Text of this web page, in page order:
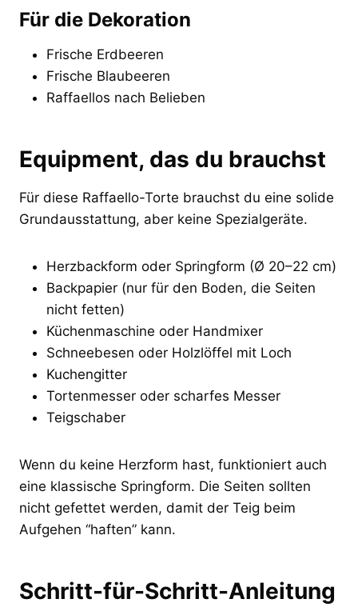
Für die Dekoration
Frische Erdbeeren
Frische Blaubeeren
Raffaellos nach Belieben
Equipment, das du brauchst
Für diese Raffaello-Torte brauchst du eine solide
Grundausstattung, aber keine Spezialgeräte.
Herzbackform oder Springform (Ø 20–22 cm)
Backpapier (nur für den Boden, die Seiten
nicht fetten)
Küchenmaschine oder Handmixer
Schneebesen oder Holzlöffel mit Loch
Kuchengitter
Tortenmesser oder scharfes Messer
Teigschaber
Wenn du keine Herzform hast, funktioniert auch
eine klassische Springform. Die Seiten sollten
nicht gefettet werden, damit der Teig beim
Aufgehen “haften” kann.
Schritt-für-Schritt-Anleitung